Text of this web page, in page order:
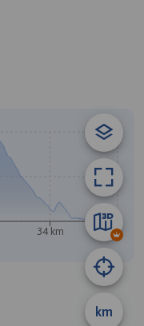
km
34 km 45 km